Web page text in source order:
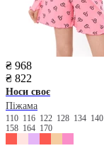
₴ 968
₴ 822
Носи своє
Піжама
110 116 122 128 134 140
158 164 170